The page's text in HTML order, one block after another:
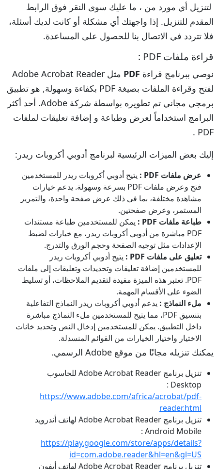
لتنزيل أي مورد من ، ما عليك سوى النقر فوق الرابط
المقدم للتنزيل. إذا واجهتك أي مشكلة أو كانت لديك أسئلة،
فلا تتردد في الاتصال بنا للحصول على المساعدة.
قراءة ملفات PDF :
نوصي ببرنامج قراءة PDF
مثل Adobe Acrobat Reader
لفتح وقراءة الملفات بصيغة PDF بكفاءة وسهولة, هو تطبيق
برمجي مجاني تم تطويره بواسطة شركة Adobe. أحد أكثر
البرامج استخداماً لعرض وطباعة و إضافة تعليقات لملفات
PDF .
إليك بعض الميزات الرئيسية لبرنامج أدوبي أكروبات ريدر:
عرض ملفات PDF :
يتيح أدوبي أكروبات ريدر للمستخدمين
فتح وعرض ملفات PDF بسرعة وسهولة. يدعم خيارات
مشاهدة مختلفة، بما في ذلك عرض صفحة واحدة، والتمرير
المستمر، وعرض صفحتين.
طباعة ملفات PDF :
يمكن للمستخدمين طباعة مستندات
PDF مباشرة من أدوبي أكروبات ريدر، مع خيارات لضبط
الإعدادات مثل توجيه الصفحة وحجم الورق والتدرج.
تعليق على ملفات PDF :
يتيح أدوبي أكروبات ريدر
للمستخدمين إضافة تعليقات وتحديدات وتعليقات إلى ملفات
PDF. تعتبر هذه الميزة مفيدة لتقديم الملاحظات، أو تسليط
الضوء على الأقسام المهمة.
ملء النماذج : يدعم أدوبي أكروبات ريدر النماذج التفاعلية
بتنسيق PDF، مما يتيح للمستخدمين ملء النماذج مباشرة
داخل التطبيق. يمكن للمستخدمين إدخال النص وتحديد خانات
الاختيار واختيار الخيارات من القوائم المنسدلة.
يمكنك تنزيله مجانًا من موقع Adobe الرسمي.
تنزيل برنامج Adobe Acrobat Reader للحاسوب
Desktop :
https://www.adobe.com/africa/acrobat/pdf-
reader.html
تنزيل برنامج Adobe Acrobat Reader لهاتف أندرويد
Android Mobile :
https://play.google.com/store/apps/details?
id=com.adobe.reader&hl=en&gl=US
تنزيل برنامج Adobe Acrobat Reader لهاتف أيفون